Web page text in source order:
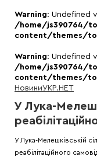
Warning: Undefined
/home/js390764/
content/themes/
Warning: Undefined
/home/js390764/
content/themes/
НовиниУКР.НЕТ
У Лука-
У Лука-Мелешківській
реабілітаційного